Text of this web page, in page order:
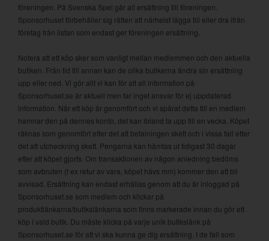
föreningen. På Svenska Spel går all ersättning till föreningen.
Sponsorhuset förbehåller sig rätten att närhelst lägga till eller dra ifrån
företag från listan som endast ger föreningen ersättning.
Notera att ett köp sker som vanligt mellan medlemmen och den aktuella
butiken. Från tid till annan kan de olika butikerna ändra sin ersättning
upp eller ned. Vi gör allt vi kan för att all information på
Sponsorhuset.se är aktuell men tar inget ansvar för ej uppdaterad
information. När ett köp är genomfört och vi spårat detta till en medlem
hamnar den på dennes konto, det kan ibland ta upp till en vecka. Köpet
räknas som genomfört efter det att betalningen skett och i vissa fall efter
det att utcheckning skett. Pengarna kan hämtas ut tidigast 30 dagar
efter att köpet gjorts. Om transaktionen av någon anledning bedöms
som avbruten (t ex retur av vara, köpet hävs mm) kommer den att bli
avvisad. Ersättning kan endast erhållas genom att du är inloggad på
Sponsorhuset.se som medlem och klickar på
produktlänkarna/butikslänkarna som finns markerade innan du gör ett
köp i vald butik. Du måste klicka på varje unik butikslänk på
Sponsorhuset.se för att vi ska kunna ge dig ersättning. I de fall som